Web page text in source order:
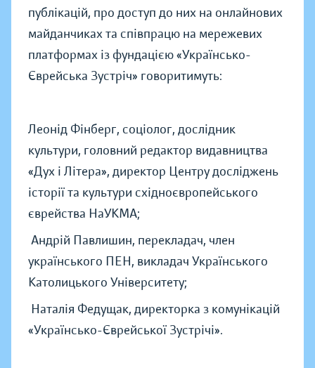
публікацій, про доступ до них на онлайнових
майданчиках та співпрацю на мережевих
платформах із фундацією «Українсько-
Єврейська Зустріч» говоритимуть:
Леонід Фінберг, соціолог, дослідник
культури, головний редактор видавництва
«Дух і Літера», директор Центру досліджень
історії та культури східноєвропейського
єврейства НаУКМА;
Андрій Павлишин, перекладач, член
українського ПЕН, викладач Українського
Католицького Університету;
Наталія Федущак, директорка з комунікацій
«Українсько-Єврейської Зустрічі».